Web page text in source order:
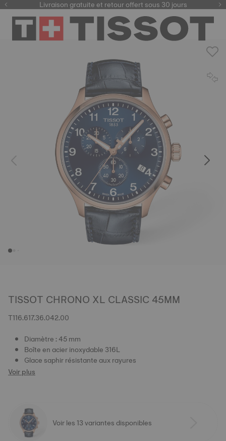
Livraison gratuite et retour offert sous 30 jours
TISSOT CHRONO XL CLASSIC 45MM
T116.617.36.042.00
Diamètre : 45 mm
Boîte en acier inoxydable 316L
Glace saphir résistante aux rayures
Voir plus
Voir les 13 variantes disponibles